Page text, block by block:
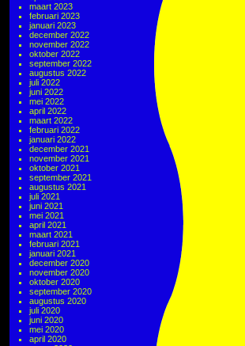
maart 2023
februari 2023
januari 2023
december 2022
november 2022
oktober 2022
september 2022
augustus 2022
juli 2022
juni 2022
mei 2022
april 2022
maart 2022
februari 2022
januari 2022
december 2021
november 2021
oktober 2021
september 2021
augustus 2021
juli 2021
juni 2021
mei 2021
april 2021
maart 2021
februari 2021
januari 2021
december 2020
november 2020
oktober 2020
september 2020
augustus 2020
juli 2020
juni 2020
mei 2020
april 2020